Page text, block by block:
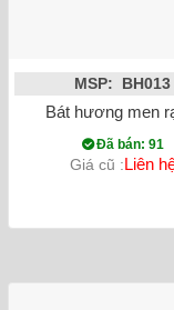
MSP: BH013
Bát hương men
Đã bán: 91
Giá cũ :Liên